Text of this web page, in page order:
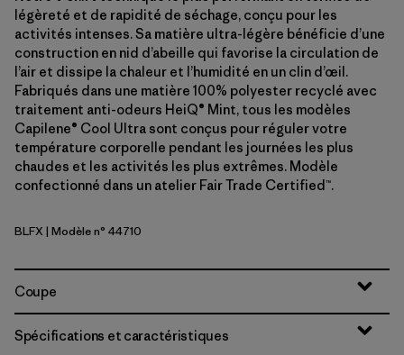
légèreté et de rapidité de séchage, conçu pour les
activités intenses. Sa matière ultra-légère bénéficie d’une
construction en nid d’abeille qui favorise la circulation de
l’air et dissipe la chaleur et l’humidité en un clin d’œil.
Fabriqués dans une matière 100% polyester recyclé avec
traitement anti-odeurs HeiQ® Mint, tous les modèles
Capilene® Cool Ultra sont conçus pour réguler votre
température corporelle pendant les journées les plus
chaudes et les activités les plus extrêmes. Modèle
confectionné dans un atelier Fair Trade Certified™.
Black - Forge Grey X-Dye
BLFX | Modèle n° 44710
Coupe
Spécifications et caractéristiques